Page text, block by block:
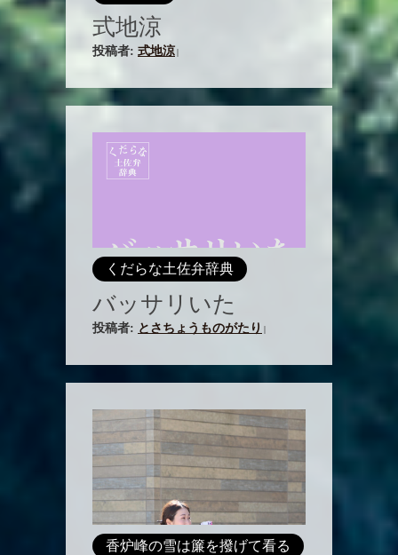
式地涼
投稿者: 式地涼
くだらな土佐弁辞典
バッサリいた
投稿者: とさちょうものがたり
香炉峰の雪は簾を撥げて看る